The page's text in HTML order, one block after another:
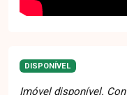
DISPONÍVEL
Imóvel disponível.